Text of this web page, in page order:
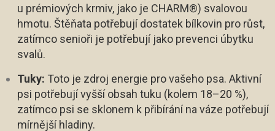
u prémiových krmiv, jako je CHARM®) svalovou
hmotu. Štěňata potřebují dostatek bílkovin pro růst,
zatímco senioři je potřebují jako prevenci úbytku
svalů.
Tuky: Toto je zdroj energie pro vašeho psa. Aktivní
psi potřebují vyšší obsah tuku (kolem 18–20 %),
zatímco psi se sklonem k přibírání na váze potřebují
mírnější hladiny.